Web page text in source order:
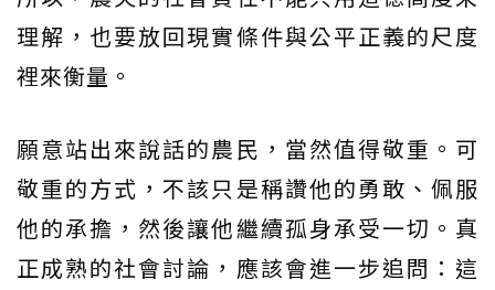
理解，也要放回現實條件與公平正義的尺度
裡來衡量。
願意站出來說話的農民，當然值得敬重。可
敬重的方式，不該只是稱讚他的勇敢、佩服
他的承擔，然後讓他繼續孤身承受一切。真
正成熟的社會討論，應該會進一步追問：這